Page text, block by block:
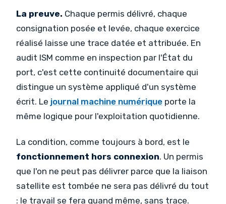
La preuve. Chaque permis délivré, chaque
consignation posée et levée, chaque exercice
réalisé laisse une trace datée et attribuée. En
audit ISM comme en inspection par l'État du
port, c'est cette continuité documentaire qui
distingue un système appliqué d'un système
écrit. Le journal machine numérique porte la
même logique pour l'exploitation quotidienne.
La condition, comme toujours à bord, est le
fonctionnement hors connexion. Un permis
que l'on ne peut pas délivrer parce que la liaison
satellite est tombée ne sera pas délivré du tout
: le travail se fera quand même, sans trace.